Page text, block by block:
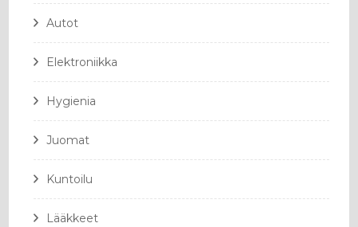
Autot
Elektroniikka
Hygienia
Juomat
Kuntoilu
Lääkkeet